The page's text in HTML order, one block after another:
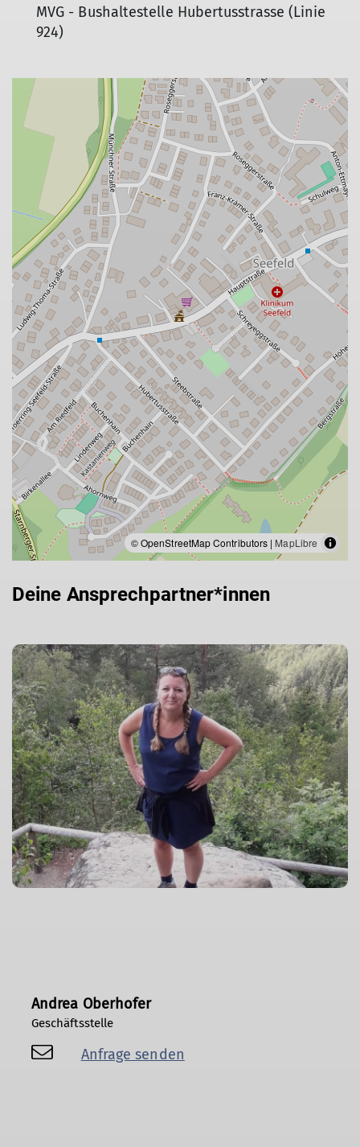
MVG - Bushaltestelle Hubertusstrasse (Linie
924)
© OpenStreetMap Contributors | MapLibre
Deine Ansprechpartner*innen
Andrea Oberhofer
Geschäftsstelle
Anfrage senden